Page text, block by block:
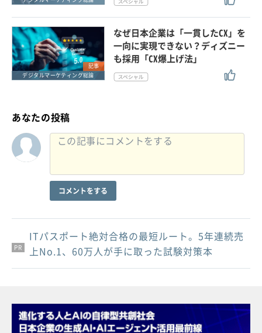
記事
デジタルマーケティング総論
なぜ日本企業は「一貫したCX」を
一向に実現できない？ディズニー
も採用「CX爆上げ法」
あなたの投稿
コメントをする
PR
PR
PR
ITパスポート絶対合格の最短ルート。5年連続売
上No.1、60万人が手に取った試験対策本